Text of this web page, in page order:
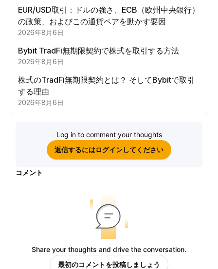
EUR/USD取引：ドルの強さ、ECB（欧州中央銀行）
の政策、およびこの通貨ペアを動かす要因
2026年8月6日
Bybit TradFi無期限契約で株式を取引する方法
2026年8月6日
株式のTradFi無期限契約とは？ そしてBybitで取引
する理由
2026年8月6日
Log in to comment your thoughts
返信するにはログインしてください
コメント
Share your thoughts and drive the conversation.
最初のコメントを投稿しましょう